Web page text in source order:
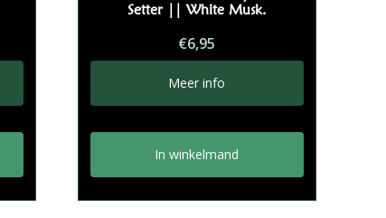
Setter || White Musk.
€6,95
Meer info
In winkelmand